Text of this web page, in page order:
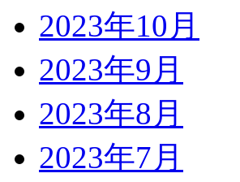
2023年10月
2023年9月
2023年8月
2023年7月